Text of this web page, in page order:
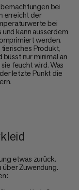
bei
erreicht der
bei
kann ausserdem
werden.
Produkt,
nur minimal an
feucht wird. Was
letzte Punkt die
etwas zurück.
Zuwendung.